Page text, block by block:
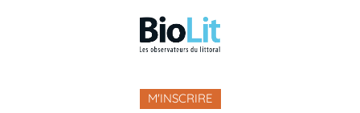
M'INSCRIRE